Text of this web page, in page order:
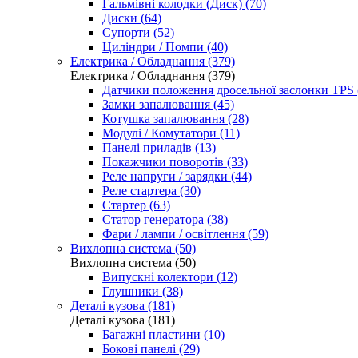
Гальмівні колодки (Диск) (70)
Диски (64)
Супорти (52)
Циліндри / Помпи (40)
Електрика / Обладнання (379)
Електрика / Обладнання (379)
Датчики положення дросельної заслонки TPS
Замки запалювання (45)
Котушка запалювання (28)
Модулі / Комутатори (11)
Панелі приладів (13)
Покажчики поворотів (33)
Реле напруги / зарядки (44)
Реле стартера (30)
Стартер (63)
Статор генератора (38)
Фари / лампи / освітлення (59)
Вихлопна система (50)
Вихлопна система (50)
Випускні колектори (12)
Глушники (38)
Деталі кузова (181)
Деталі кузова (181)
Багажні пластини (10)
Бокові панелі (29)